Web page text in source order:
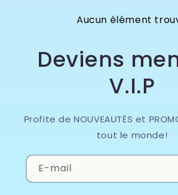
Aucun élément
Deviens
V.I.P
Profite de NOUVEAUTÉS et
tout le monde!
E-mail